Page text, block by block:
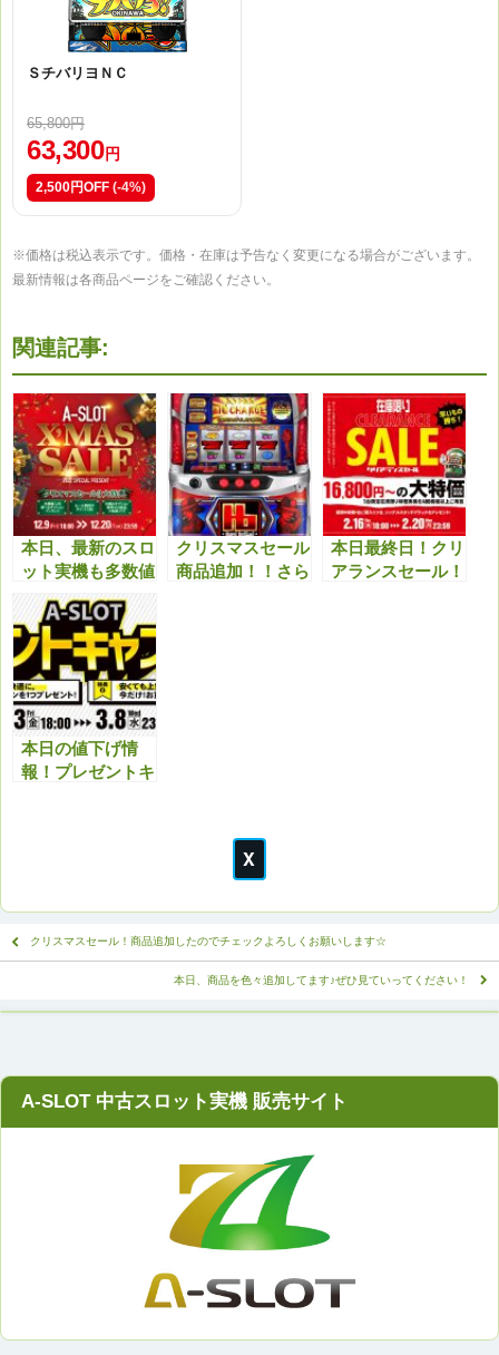
ＳチバリヨＮＣ
65,800円
63,300 円
2,500円OFF (-4%)
※価格は税込表示です。価格・在庫は予告なく変更になる場合がございます。
最新情報は各商品ページをご確認ください。
関連記事:
本日、最新のスロ
ット実機も多数値
下げ！クリスマス
セール特典と合わ
せてどうぞ！！
クリスマスセール
商品追加！！さら
本日最終日！クリ
アランスセール！
本日の値下げ情
報！プレゼントキ
クリスマスセール！商品追加したのでチェックよろしくお願いします☆
本日、商品を色々追加してます♪ぜひ見ていってください！
A-SLOT 中古スロット実機 販売サイト